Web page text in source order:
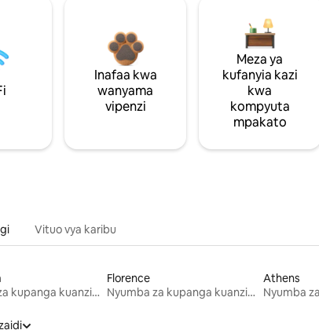
Inafaa kwa
wanyama
vipenzi
Meza ya
kufanyia kazi
kwa
kompyuta
mpakato
Vituo vya karibu
Nyumba za kupanga kuanzia mwezi mmoja
Florence
Nyumba za kupanga kuanzia mwezi mmoja
Athens